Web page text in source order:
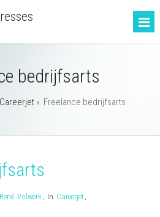
bedrijfsarts
Careerjet» Freelance bedrijfsarts
René Volwerk, In Careerjet ,